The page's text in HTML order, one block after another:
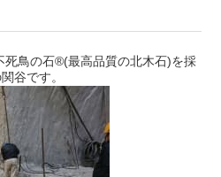
死鳥の石®️(最高品質の北木石)を採
谷です。